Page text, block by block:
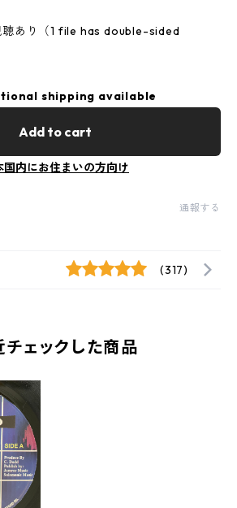
あり（1 file has double-sided
shipping available
Add to cart
国内にお住まいの方向け
通報する
(317)
チェックした商品